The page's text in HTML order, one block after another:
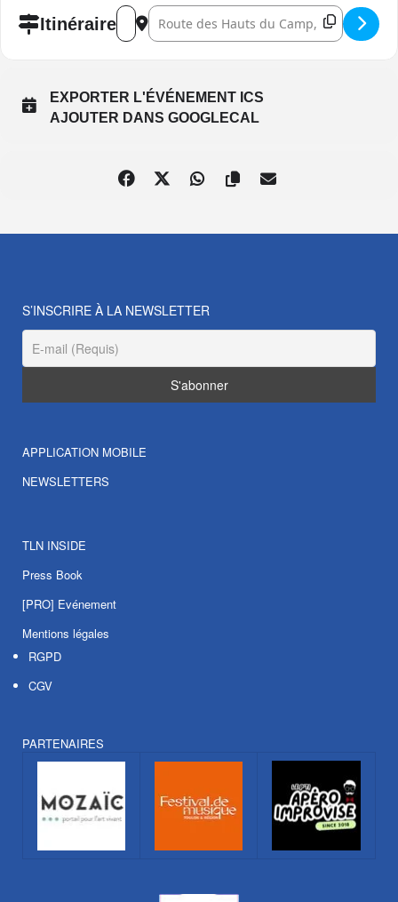
ItinéraireAddress - Championnat de France Camions
Destination Address - Championnat de
EXPORTER L'ÉVÉNEMENT ICS
AJOUTER DANS GOOGLECAL
S’INSCRIRE À LA NEWSLETTER
APPLICATION MOBILE
NEWSLETTERS
TLN INSIDE
Press Book
[PRO] Evénement
Mentions légales
RGPD
CGV
PARTENAIRES